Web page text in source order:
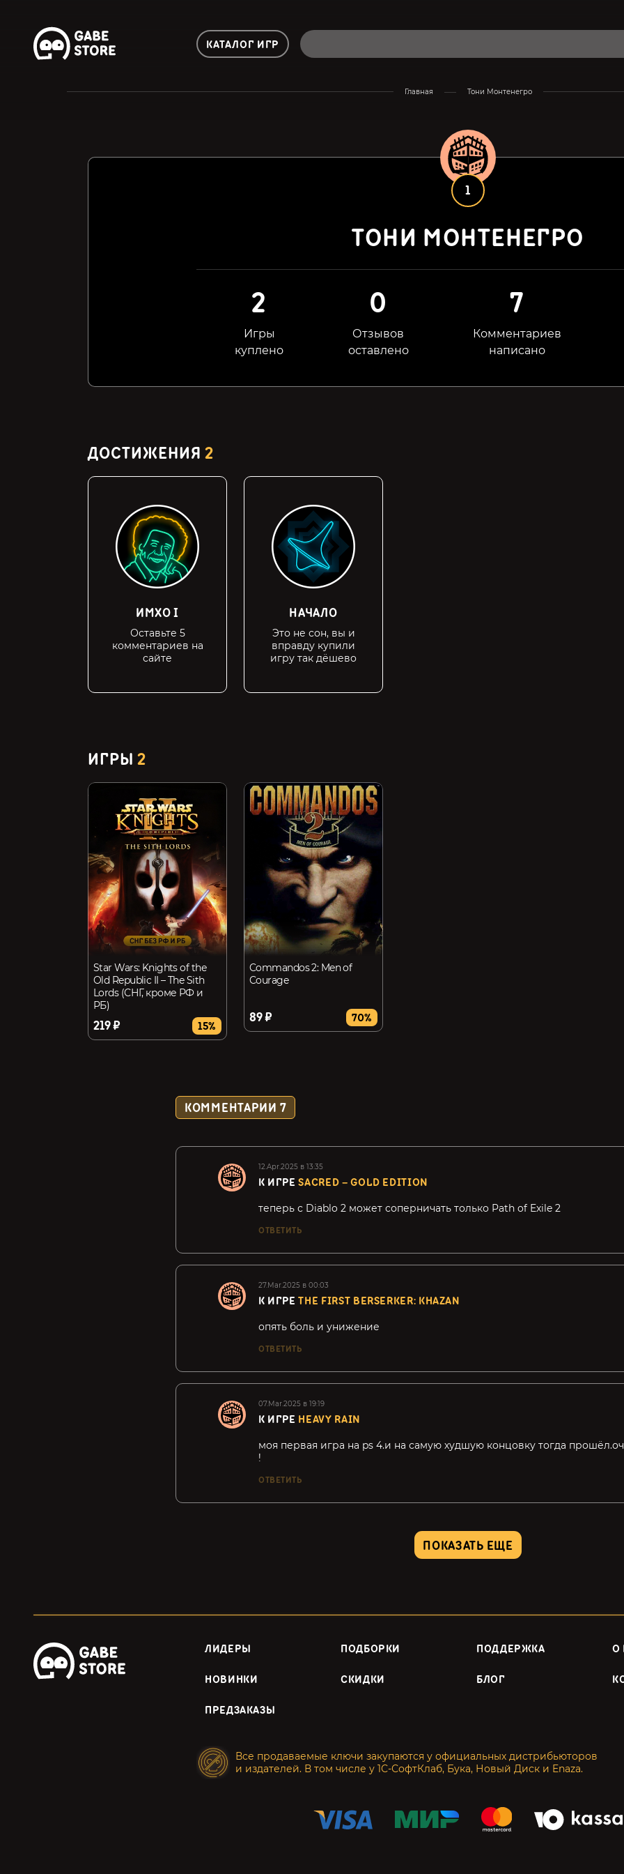
КАТАЛОГ ИГР
Главная Тони Монтенегро
1
ТОНИ МОНТЕНЕГРО
2
Игры
куплено
0
Отзывов
оставлено
7
Комментариев
написано
ДОСТИЖЕНИЯ 2
ИМХО I
Оставьте 5
комментариев на
сайте
НАЧАЛО
Это не сон, вы и
вправду купили
игру так дёшево
ИГРЫ 2
Star Wars: Knights of the
Old Republic II – The Sith
Lords (СНГ, кроме РФ и
РБ)
219 ₽ 15%
Commandos 2: Men of
Courage
89 ₽ 70%
КОММЕНТАРИИ 7
12.Apr.2025 в 13:35
К ИГРЕSACRED – GOLD EDITION
теперь с Diablo 2 может соперничать только Path of Exile 2
ОТВЕТИТЬ
27.Mar.2025 в 00:03
К ИГРЕTHE FIRST BERSERKER: KHAZAN
опять боль и унижение
ОТВЕТИТЬ
07.Mar.2025 в 19:19
К ИГРЕ HEAVY RAIN
моя первая игра на ps 4.и на самую худшую концовку тогда
!
ОТВЕТИТЬ
ПОКАЗАТЬ ЕЩЕ
ЛИДЕРЫ ПОДБОРКИ ПОДДЕРЖКА О
НОВИНКИ СКИДКИ БЛОГ
ПРЕДЗАКАЗЫ
Все продаваемые ключи закупаются у официальных дистрибьюторов
и издателей. В том числе у 1С-СофтКлаб, Бука, Новый Диск и Enaza.